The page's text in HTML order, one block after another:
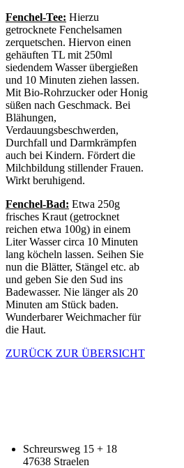
Fenchel-Tee: Hierzu
getrocknete Fenchelsamen
zerquetschen. Hiervon einen
gehäuften TL mit 250ml
siedendem Wasser übergießen
und 10 Minuten ziehen lassen.
Mit Bio-Rohrzucker oder Honig
süßen nach Geschmack. Bei
Blähungen,
Verdauungsbeschwerden,
Durchfall und Darmkrämpfen
auch bei Kindern. Fördert die
Milchbildung stillender Frauen.
Wirkt beruhigend.
Fenchel-Bad: Etwa 250g
frisches Kraut (getrocknet
reichen etwa 100g) in einem
Liter Wasser circa 10 Minuten
lang köcheln lassen. Seihen Sie
nun die Blätter, Stängel etc. ab
und geben Sie den Sud ins
Badewasser. Nie länger als 20
Minuten am Stück baden.
Wunderbarer Weichmacher für
die Haut.
ZURÜCK ZUR ÜBERSICHT
Schreursweg 15 + 18
47638 Straelen